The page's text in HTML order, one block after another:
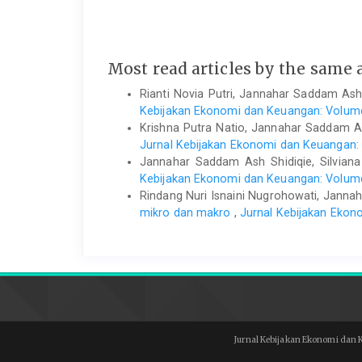
Most read articles by the same
Rianti Novia Putri, Jannahar Saddam
Kebijakan Ekonomi dan Keuangan:
Krishna Putra Natio, Jannahar Saddam
Jurnal Kebijakan Ekonomi dan
Jannahar Saddam Ash Shidiqie,
Kebijakan Ekonomi dan Keuangan:
Rindang Nuri Isnaini Nugrohowati,
mikro dan makro , Jurnal Kebijakan
Jurnal Kebijakan Ekonomi dan